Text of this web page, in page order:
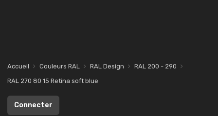
Accueil Couleurs RAL RAL Design
RAL 200 - 290
RAL 270 80 15 Retina soft blue
Connecter